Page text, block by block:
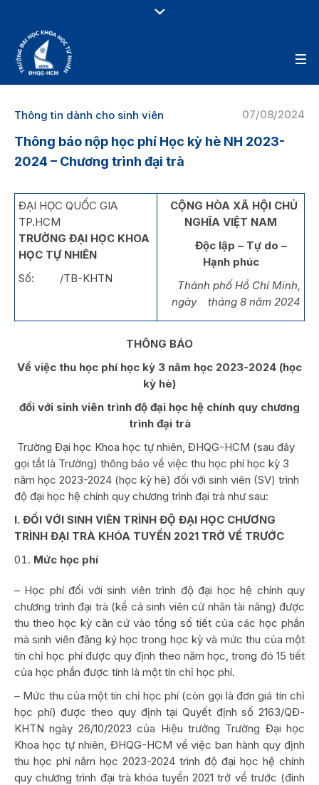
07/08/2024
Thông tin dành cho sinh viên
Thông báo nộp học phí Học kỳ hè NH 2023-
2024 – Chương trình đại trà
ĐẠI HỌC QUỐC GIA
TP.HCM
TRƯỜNG ĐẠI HỌC KHOA
HỌC TỰ NHIÊN
Số: /TB-KHTN
CỘNG HÒA XÃ HỘI CHỦ
NGHĨA VIỆT NAM
Độc lập – Tự do –
Hạnh phúc
Thành phố Hồ Chí Minh,
ngày tháng 8 năm 2024
THÔNG BÁO
Về việc thu học phí học kỳ 3 năm học 2023-2024 (học
kỳ hè)
đối với sinh viên trình độ đại học hệ chính quy chương
trình đại trà
Trường Đại học Khoa học tự nhiên, ĐHQG-HCM (sau đây
gọi tắt là Trường) thông báo về việc thu học phí học kỳ 3
năm học 2023-2024 (học kỳ hè) đối với sinh viên (SV) trình
độ đại học hệ chính quy chương trình đại trà như sau:
I. ĐỐI VỚI SINH VIÊN TRÌNH ĐỘ ĐẠI HỌC CHƯƠNG
TRÌNH ĐẠI TRÀ KHÓA TUYỂN 2021 TRỞ VỀ TRƯỚC
Mức học phí
– Học phí đối với sinh viên trình độ đại học hệ chính quy
chương trình đại trà (kể cả sinh viên cử nhân tài năng) được
thu theo học kỳ căn cứ vào tổng số tiết của các học phần
mà sinh viên đăng ký học trong học kỳ và mức thu của một
tín chỉ học phí được quy định theo năm học, trong đó 15 tiết
của học phần được tính là một tín chỉ học phí.
– Mức thu của một tín chỉ học phí (còn gọi là đơn giá tín chỉ
học phí) được theo quy định tại Quyết định số 2163/QĐ-
KHTN ngày 26/10/2023 của Hiệu trưởng Trường Đại học
Khoa học tự nhiên, ĐHQG-HCM về việc ban hành quy định
thu học phí năm học 2023-2024 trình độ đại học hệ chính
quy chương trình đại trà khóa tuyển 2021 trở về trước (đính